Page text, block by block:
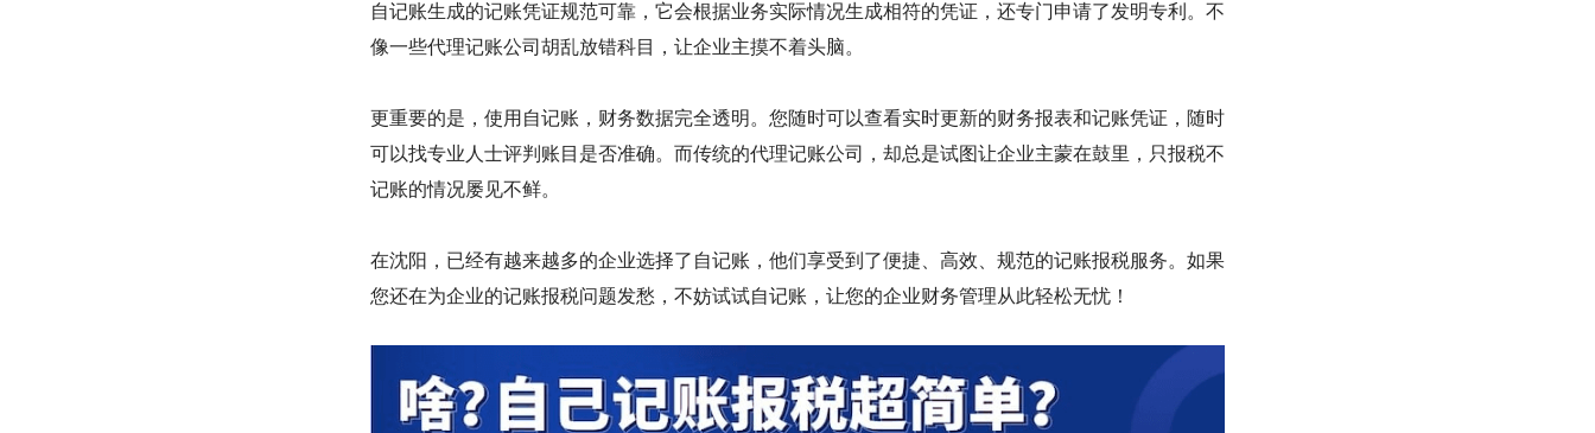
自记账生成的记账凭证规范可靠，它会根据业务实际情况生成相符的凭证，还专门申请了发明专利。不
像一些代理记账公司胡乱放错科目，让企业主摸不着头脑。
更重要的是，使用自记账，财务数据完全透明。您随时可以查看实时更新的财务报表和记账凭证，随时
可以找专业人士评判账目是否准确。而传统的代理记账公司，却总是试图让企业主蒙在鼓里，只报税不
记账的情况屡见不鲜。
在沈阳，已经有越来越多的企业选择了自记账，他们享受到了便捷、高效、规范的记账报税服务。如果
您还在为企业的记账报税问题发愁，不妨试试自记账，让您的企业财务管理从此轻松无忧！